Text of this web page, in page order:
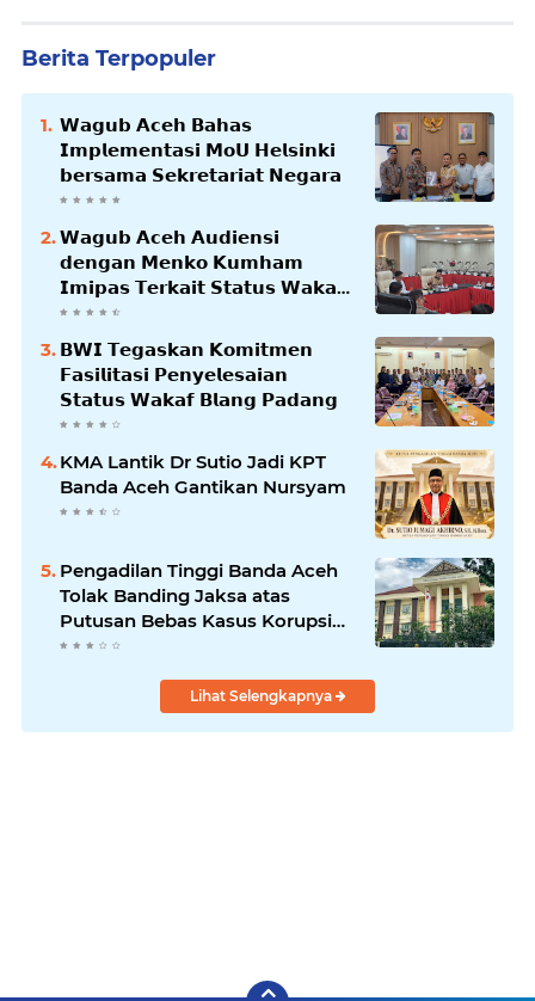
Berita Terpopuler
𝗪𝗮𝗴𝘂𝗯 𝗔𝗰𝗲𝗵 𝗕𝗮𝗵𝗮𝘀
𝗜𝗺𝗽𝗹𝗲𝗺𝗲𝗻𝘁𝗮𝘀𝗶 𝗠𝗼𝗨 𝗛𝗲𝗹𝘀𝗶𝗻𝗸𝗶
𝗯𝗲𝗿𝘀𝗮𝗺𝗮 𝗦𝗲𝗸𝗿𝗲𝘁𝗮𝗿𝗶𝗮𝘁 𝗡𝗲𝗴𝗮𝗿𝗮
𝗪𝗮𝗴𝘂𝗯 𝗔𝗰𝗲𝗵 𝗔𝘂𝗱𝗶𝗲𝗻𝘀𝗶
𝗱𝗲𝗻𝗴𝗮𝗻 𝗠𝗲𝗻𝗸𝗼 𝗞𝘂𝗺𝗵𝗮𝗺
𝗜𝗺𝗶𝗽𝗮𝘀 𝗧𝗲𝗿𝗸𝗮𝗶𝘁 𝗦𝘁𝗮𝘁𝘂𝘀 𝗪𝗮𝗸𝗮𝗳
𝗕𝗹𝗮𝗻𝗴𝗽𝗮𝗱𝗮𝗻𝗴
𝗕𝗪𝗜 𝗧𝗲𝗴𝗮𝘀𝗸𝗮𝗻 𝗞𝗼𝗺𝗶𝘁𝗺𝗲𝗻
𝗙𝗮𝘀𝗶𝗹𝗶𝘁𝗮𝘀𝗶 𝗣𝗲𝗻𝘆𝗲𝗹𝗲𝘀𝗮𝗶𝗮𝗻
𝗦𝘁𝗮𝘁𝘂𝘀 𝗪𝗮𝗸𝗮𝗳 𝗕𝗹𝗮𝗻𝗴 𝗣𝗮𝗱𝗮𝗻𝗴
KMA Lantik Dr Sutio Jadi KPT
Banda Aceh Gantikan Nursyam
Pengadilan Tinggi Banda Aceh
Tolak Banding Jaksa atas
Putusan Bebas Kasus Korupsi
Wastafel
Lihat Selengkapnya